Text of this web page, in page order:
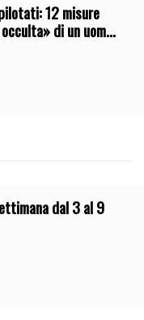
12 misure
di un uomo
dal 3 al 9